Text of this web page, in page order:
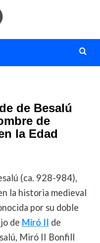
de Besalú
de
la Edad
(ca. 928-984),
la historia medieval
por su doble
de Miró II de
Miró II Bonfill